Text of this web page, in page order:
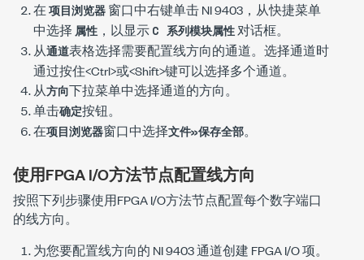
在项目浏览器窗口中右键单击 NI 9403，从快捷菜单
中选择 属性 ，以显示C 系列模块属性对话框。
从通道表格选择需要配置线方向的通道。选择通道时
通过按住<Ctrl>或<Shift>键可以选择多个通道。
从方向下拉菜单中选择通道的方向。
单击确定按钮。
在项目浏览器窗口中选择文件»保存全部。
使用FPGA I/O方法节点配置线方向
按照下列步骤使用FPGA I/O方法节点配置每个数字端口
的线方向。
为您要配置线方向的 NI 9403 通道创建 FPGA I/O 项。